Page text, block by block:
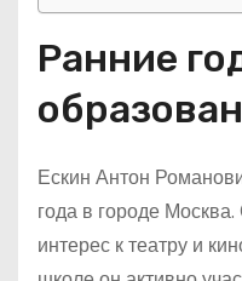
Ранние
Ескин Антон
года в городе
интерес к театру и